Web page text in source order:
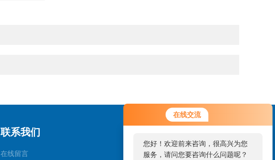
在线交流
您好！欢迎前来咨询，很高兴为您
服务，请问您要咨询什么问题呢？
您好，看您停留很久了，是否找到
了需求产品，您可以直接在线与我
联系我们
在线留言